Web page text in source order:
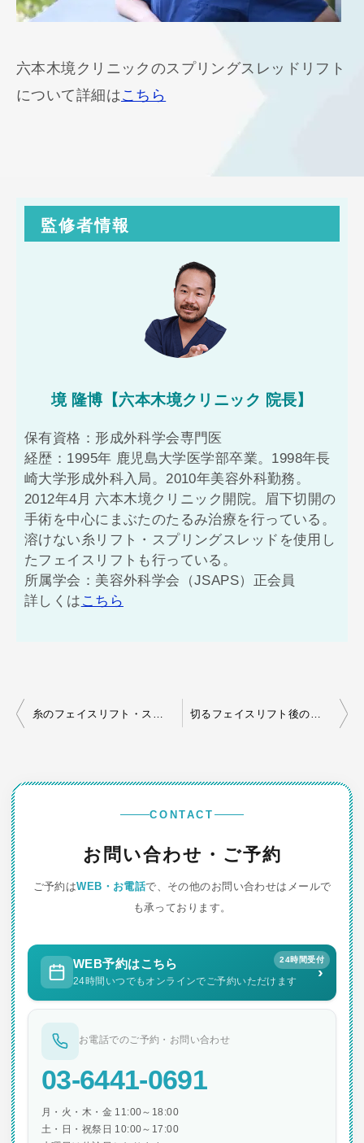
六本木境クリニックのスプリングスレッドリフト
について詳細はこちら
監修者情報
境 隆博【六本木境クリニック 院長】
保有資格：形成外科学会専門医
経歴：1995年 鹿児島大学医学部卒業。1998年長
崎大学形成外科入局。2010年美容外科勤務。
2012年4月 六本木境クリニック開院。眉下切開の
手術を中心にまぶたのたるみ治療を行っている。
溶けない糸リフト・スプリングスレッドを使用し
たフェイスリフトも行っている。
所属学会：美容外科学会（JSAPS）正会員
詳しくは こちら
投
ビ
CONTACT
お問い合わせ・ご予約
ご予約はWEB・お電話で、その他のお問い合わせはメールで
も承っております。
24時間受付
WEB予約はこちら
24時間いつでもオンラインでご予約いただけます ›
お電話でのご予約・お問い合わせ
03-6441-0691
月・火・木・金 11:00～18:00
土・日・祝祭日 10:00～17:00